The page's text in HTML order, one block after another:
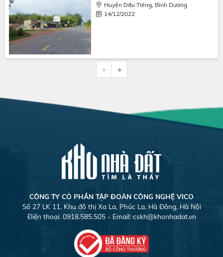
Huyện Dầu Tiếng, Bình Dương
14/12/2022
« »
CÔNG TY CỎ PHẦN TẬP ĐOÀN CÔNG NGHỆ VICO
Số 27 LK 11, Khu đô thị Xa La, Phúc La, Hà Đông, Hà Nội
Điện thoại: 0918.585.505 - Email: cskh@khonhadat.vn